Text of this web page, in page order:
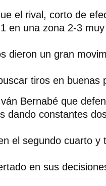
el rival, corto de
en una zona 2-3
dieron un gran
tiros en buenas
Bernabé que
dando constantes
el segundo cuarto y
en sus